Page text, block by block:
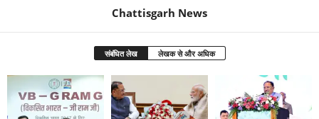
Chattisgarh News
संबंधित लेख लेखक से और अधिक